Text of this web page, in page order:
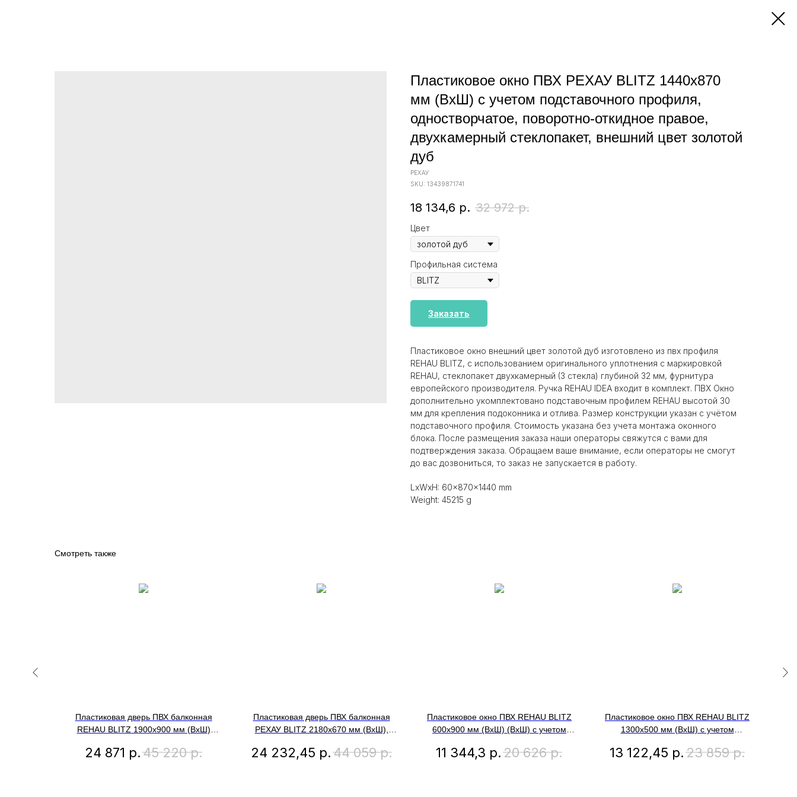
Пластиковое окно ПВХ РЕХАУ BLITZ 1440х870
мм (ВхШ) с учетом подставочного профиля,
одностворчатое, поворотно-откидное правое,
двухкамерный стеклопакет, внешний цвет золотой
дуб
РЕХАУ
SKU: 13439871741
18 134,6 р. 32 972 р.
Цвет
Профильная система
Заказать
Пластиковое окно внешний цвет золотой дуб изготовлено из пвх профиля
REHAU BLITZ, с использованием оригинального уплотнения с маркировкой
REHAU, стеклопакет двухкамерный (3 стекла) глубиной 32 мм, фурнитура
европейского производителя. Ручка REHAU IDEA входит в комплект. ПВХ Окно
дополнительно укомплектовано подставочным профилем REHAU высотой 30
мм для крепления подоконника и отлива. Размер конструкции указан c учётом
подставочного профиля. Стоимость указана без учета монтажа оконного
блока. После размещения заказа наши операторы свяжутся с вами для
подтверждения заказа. Обращаем ваше внимание, если операторы не смогут
до вас дозвониться, то заказ не запускается в работу.
LxWxH: 60x870x1440 mm
Weight: 45215 g
Смотреть также
Пластиковая дверь ПВХ балконная
REHAU BLITZ 1900х900 мм (ВхШ)
темный дуб снаружи
24 871 р.45 220 р.
Пластиковая дверь ПВХ балконная
РЕХАУ BLITZ 2180х670 мм (ВхШ),
внешний цвет золотой дуб
24 232,45 р.44 059 р.
Пластиковое окно ПВХ REHAU BLITZ
600x900 мм (ВхШ) (ВхШ) с учетом
двухкамерный стеклопакет,
11 344,3 р.20 626 р.
Пластиковое окно ПВХ REHAU BLITZ
1300х500 мм (ВхШ) с учетом
одностворчатое, поворотно-откидное
13 122,45 р.23 859 р.